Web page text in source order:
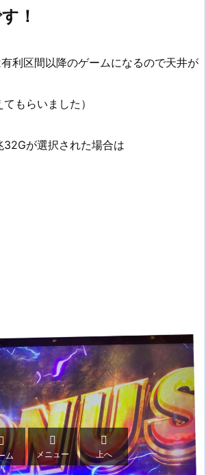
！
利区間以降のゲームになるので天井が
もらいました）
32Gが選択された場合は
ム

メニュー

上へ